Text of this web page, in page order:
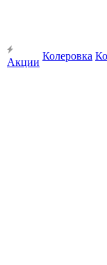
Акции
Колеровка